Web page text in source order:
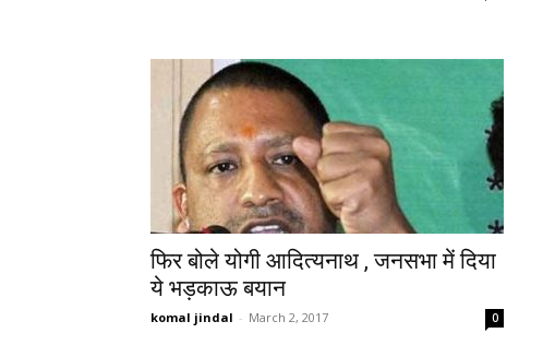
फिर बोले योगी आदित्यनाथ , जनसभा में दिया
ये भड़काऊ बयान
komal jindal - March 2, 2017 0